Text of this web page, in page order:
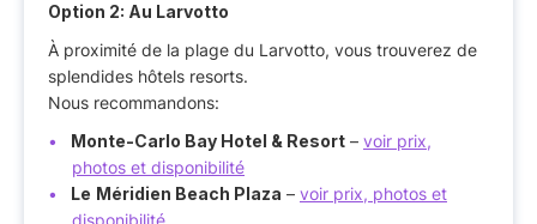
Option 2: Au Larvotto
À proximité de la plage du Larvotto, vous trouverez de
splendides hôtels resorts.
Nous recommandons:
Monte-Carlo Bay Hotel & Resort – voir prix,
photos et disponibilité
Le Méridien Beach Plaza – voir prix, photos et